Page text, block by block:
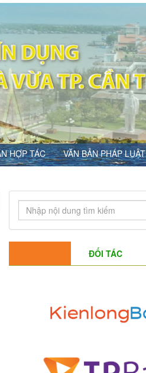
HỢP TÁC VĂN BẢN PHÁP LUẬT
ĐỐI TÁC